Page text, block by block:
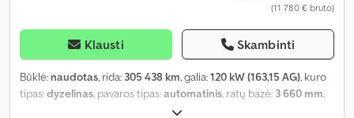
(11 780 € bruto)
Klausti Skambinti
Būklė: naudotas, rida: 305 438 km, galia:120 kW (163,15 AG), kuro
tipas:dyzelinas, pavaros tipas:automatinis, ratų bazė: 3 660 mm,
, emisijos klasė: